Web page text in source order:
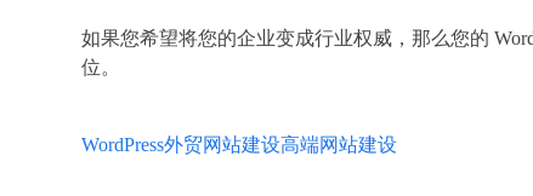
如果您希望将您的企业变成行业权威，那么您的
位。
WordPress外贸网站建设高端网站建设